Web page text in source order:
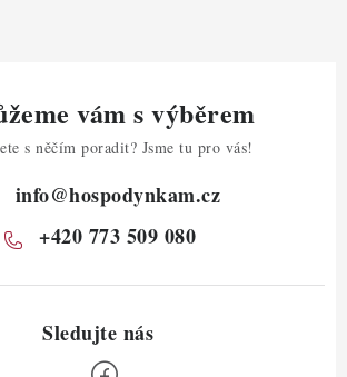
vám s výběrem
s něčím poradit? Jsme tu pro vás!
info@hospodynkam.cz
+420 773 509 080